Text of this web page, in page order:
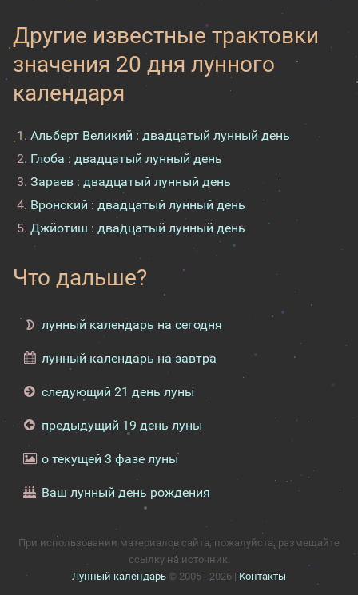
Другие известные трактовки
значения 20 дня лунного
календаря
Альберт Великий : двадцатый лунный день
Глоба : двадцатый лунный день
Зараев : двадцатый лунный день
Вронский : двадцатый лунный день
Джйотиш : двадцатый лунный день
Что дальше?
лунный календарь на сегодня
лунный календарь на завтра
следующий 21 день луны
предыдущий 19 день луны
о текущей 3 фазе луны
Ваш лунный день рождения
При использовании материалов сайта, пожалуйста, размещайте
ссылку на источник.
Лунный календарь © 2005 - 2026 | Контакты